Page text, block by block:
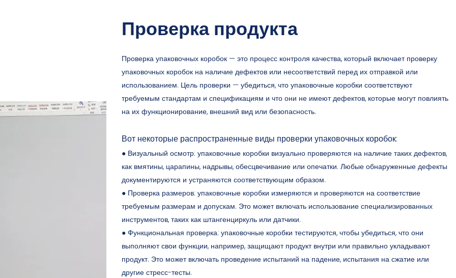
Проверка продукта
Проверка упаковочных коробок — это процесс контроля качества, который включает проверку
упаковочных коробок на наличие дефектов или несоответствий перед их отправкой или
использованием. Цель проверки — убедиться, что упаковочные коробки соответствуют
требуемым стандартам и спецификациям и что они не имеют дефектов, которые могут повлиять
на их функционирование, внешний вид или безопасность.
Вот некоторые распространенные виды проверки упаковочных коробок:
● Визуальный осмотр: упаковочные коробки визуально проверяются на наличие таких дефектов,
как вмятины, царапины, надрывы, обесцвечивание или опечатки. Любые обнаруженные дефекты
документируются и устраняются соответствующим образом.
● Проверка размеров: упаковочные коробки измеряются и проверяются на соответствие
требуемым размерам и допускам. Это может включать использование специализированных
инструментов, таких как штангенциркуль или датчики.
● Функциональная проверка: упаковочные коробки тестируются, чтобы убедиться, что они
выполняют свои функции, например, защищают продукт внутри или правильно укладывают
продукт. Это может включать проведение испытаний на падение, испытания на сжатие или
другие стресс-тесты.